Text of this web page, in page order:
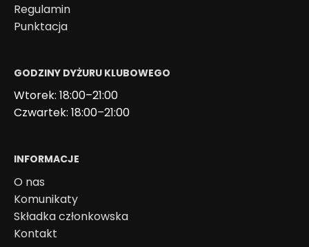
Regulamin
Punktacja
GODZINY DYŻURU KLUBOWEGO
Wtorek: 18:00–21:00
Czwartek: 18:00–21:00
INFORMACJE
O nas
Komunikaty
Składka członkowska
Kontakt